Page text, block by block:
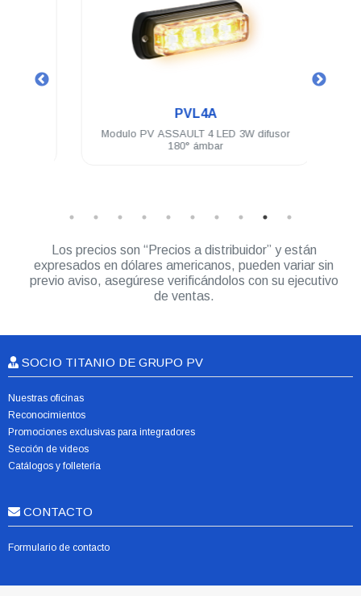
PVL4A
Modulo PV ASSAULT 4 LED 3W difusor
180° ámbar
Los precios son “Precios a distribuidor” y están
expresados en dólares americanos, pueden variar sin
previo aviso, asegúrese verificándolos con su ejecutivo
de ventas.
SOCIO TITANIO DE GRUPO PV
Nuestras oficinas
Reconocimientos
Promociones exclusivas para integradores
Sección de videos
Catálogos y folletería
CONTACTO
Formulario de contacto